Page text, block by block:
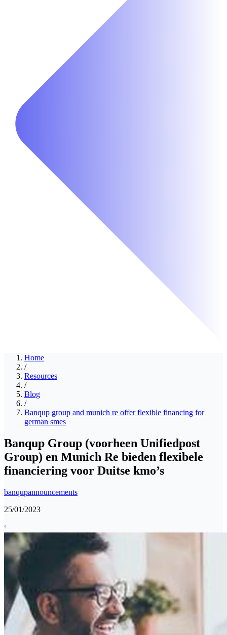
Home
/
Resources
/
Blog
/
Banqup group and munich re offer flexible financing for
german smes
Banqup Group (voorheen Unifiedpost
Group) en Munich Re bieden flexibele
financiering voor Duitse kmo’s
banqupannouncements
25/01/2023